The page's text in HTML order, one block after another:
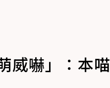
威嚇」：本喵